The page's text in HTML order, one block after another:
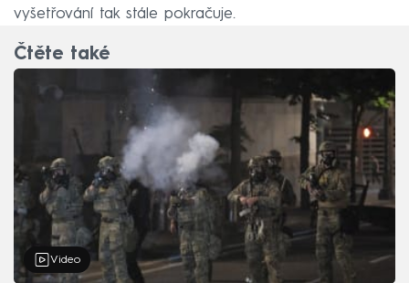
vyšetřování tak stále pokračuje.
Čtěte také
Video